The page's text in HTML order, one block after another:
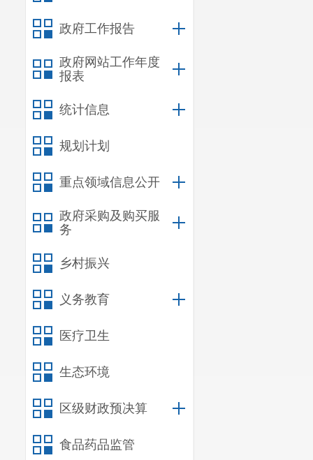
政府工作报告
政府网站工作年度
报表
统计信息
规划计划
重点领域信息公开
政府采购及购买服
务
乡村振兴
义务教育
医疗卫生
生态环境
区级财政预决算
食品药品监管